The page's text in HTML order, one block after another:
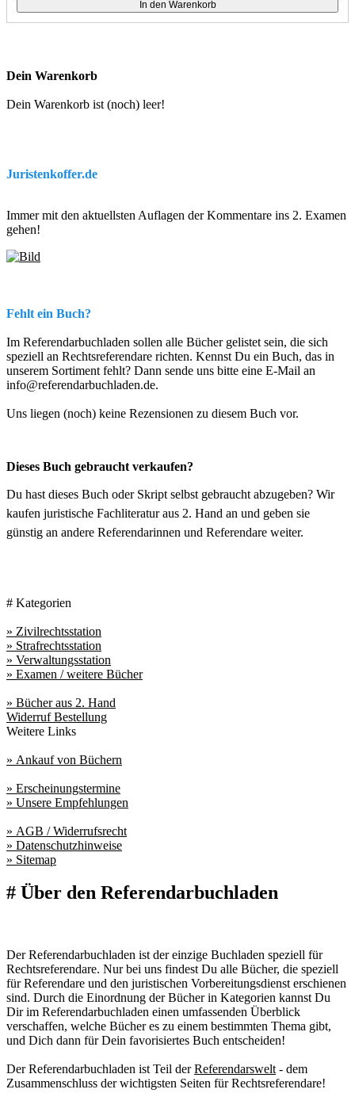
Dein Warenkorb
Dein Warenkorb ist (noch) leer!
Juristenkoffer.de
Immer mit den aktuellsten Auflagen der Kommentare ins 2. Examen
gehen!
Fehlt ein Buch?
Im Referendarbuchladen sollen alle Bücher gelistet sein, die sich
speziell an Rechtsreferendare richten. Kennst Du ein Buch, das in
unserem Sortiment fehlt? Dann sende uns bitte eine E-Mail an
info@referendarbuchladen.de.
Uns liegen (noch) keine Rezensionen zu diesem Buch vor.
Dieses Buch gebraucht verkaufen?
Du hast dieses Buch oder Skript selbst gebraucht abzugeben? Wir
kaufen juristische Fachliteratur aus 2. Hand an und geben sie
günstig an andere Referendarinnen und Referendare weiter.
# Kategorien
» Zivilrechtsstation
» Strafrechtsstation
» Verwaltungsstation
» Examen / weitere Bücher
» Bücher aus 2. Hand
Widerruf Bestellung
Weitere Links
» Ankauf von Büchern
» Erscheinungstermine
» Unsere Empfehlungen
» AGB / Widerrufsrecht
» Datenschutzhinweise
» Sitemap
# Über den Referendarbuchladen
Der Referendarbuchladen ist der einzige Buchladen speziell für
Rechtsreferendare. Nur bei uns findest Du alle Bücher, die speziell
für Referendare und den juristischen Vorbereitungsdienst erschienen
sind. Durch die Einordnung der Bücher in Kategorien kannst Du
Dir im Referendarbuchladen einen umfassenden Überblick
verschaffen, welche Bücher es zu einem bestimmten Thema gibt,
und Dich dann für Dein favorisiertes Buch entscheiden!
Der Referendarbuchladen ist Teil derReferendarswelt - dem
Zusammenschluss der wichtigsten Seiten für Rechtsreferendare!